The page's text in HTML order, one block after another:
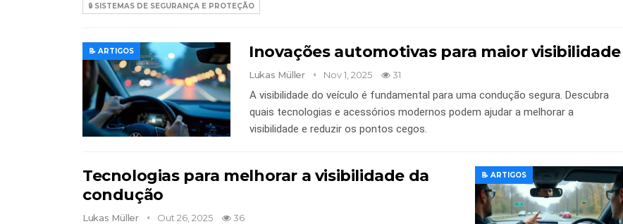
🔒 SISTEMAS DE SEGURANÇA E PROTEÇÃO
📝 ARTIGOS Inovações automotivas para maior visibilidade
Lukas Müller Nov 1, 2025 31
A visibilidade do veículo é fundamental para uma condução segura. Descubra
quais tecnologias e acessórios modernos podem ajudar a melhorar a
visibilidade e reduzir os pontos cegos.
📝 ARTIGOS
Tecnologias para melhorar a visibilidade da
condução
Lukas Müller Out 26, 2025 36